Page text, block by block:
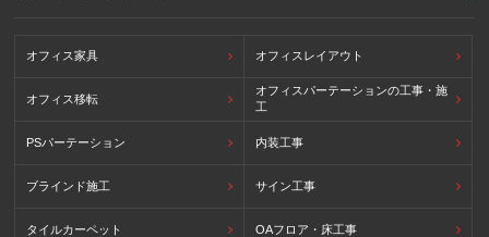
オフィス家具 オフィスレイアウト
オフィス移転
オフィスパーテーションの工事・施
工
PSパーテーション 内装工事
ブラインド施工 サイン工事
タイルカーペット OAフロア・床工事